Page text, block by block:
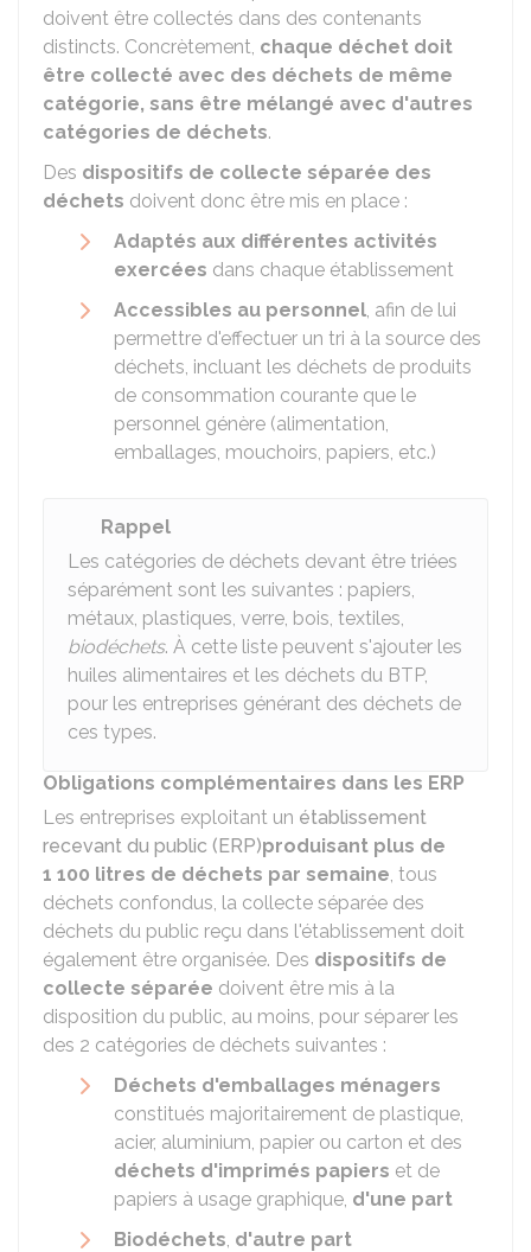
doivent être collectés dans des contenants
distincts. Concrètement, chaque déchet doit
être collecté avec des déchets de même
catégorie, sans être mélangé avec d'autres
catégories de déchets.
Des dispositifs de collecte séparée des
déchets doivent donc être mis en place :
Adaptés aux différentes activités
exercées dans chaque établissement
Accessibles au personnel, afin de lui
permettre d'effectuer un tri à la source des
déchets, incluant les déchets de produits
de consommation courante que le
personnel génère (alimentation,
emballages, mouchoirs, papiers, etc.)
Rappel
Les catégories de déchets devant être triées
séparément sont les suivantes : papiers,
métaux, plastiques, verre, bois, textiles,
biodéchets. À cette liste peuvent s'ajouter les
huiles alimentaires et les déchets du BTP,
pour les entreprises générant des déchets de
ces types.
Obligations complémentaires dans les ERP
Les entreprises exploitant un établissement
recevant du public (ERP)produisant plus de
1 100 litres de déchets par semaine, tous
déchets confondus, la collecte séparée des
déchets du public reçu dans l'établissement doit
également être organisée. Des dispositifs de
collecte séparée doivent être mis à la
disposition du public, au moins, pour séparer les
des 2 catégories de déchets suivantes :
Déchets d'emballages ménagers
constitués majoritairement de plastique,
acier, aluminium, papier ou carton et des
déchets d'imprimés papiers et de
papiers à usage graphique, d'une part
Biodéchets, d'autre part